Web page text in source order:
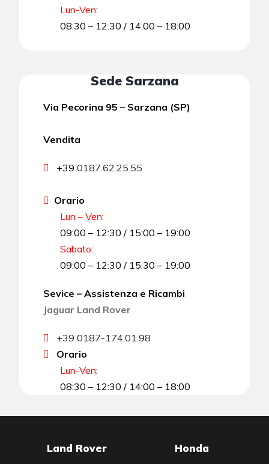
Lun-Ven:
08:30 – 12:30 / 14:00 – 18:00
Sede Sarzana
Via Pecorina 95 – Sarzana (SP)
Vendita
+390187.62.25.55
Orario
Lun – Ven:
09:00 – 12:30 / 15:00 – 19:00
Sabato:
09:00 – 12:30 / 15:30 – 19:00
Sevice – Assistenza e Ricambi
Jaguar Land Rover
+39 0187-174.01.98
Orario
Lun-Ven:
08:30 – 12:30 / 14:00 – 18:00
Land Rover Honda